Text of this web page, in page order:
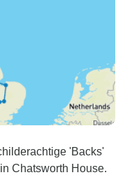
'Backs'
Chatsworth House.